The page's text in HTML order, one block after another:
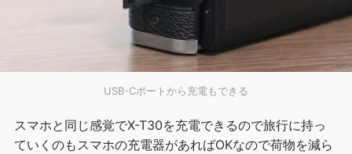
USB-Cポートから充電もできる
スマホと同じ感覚でX-T30を充電できるので旅行に持っ
ていくのもスマホの充電器があればOKなので荷物を減ら